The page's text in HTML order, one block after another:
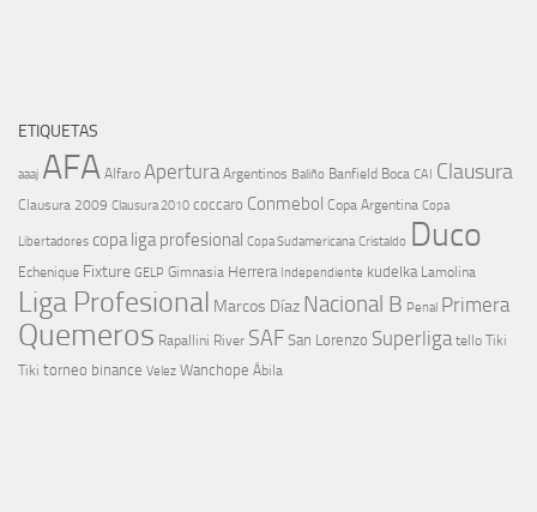
ETIQUETAS
aaaj AFA Alfaro Apertura Argentinos Baliño Banfield Boca CAI Clausura
Clausura 2009 Clausura 2010 coccaro Conmebol Copa Argentina Copa
Libertadores copa liga profesional Copa Sudamericana Cristaldo Duco
Echenique Fixture GELP Gimnasia Herrera Independiente kudelka Lamolina
Liga Profesional Marcos Díaz Nacional B Penal Primera
Quemeros Rapallini River SAF San Lorenzo Superliga tello Tiki
Tiki torneo binance Velez Wanchope Ábila